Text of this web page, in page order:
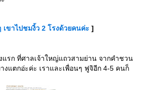
เขาไปชมงิ้ว 2 โรงด้วยคนค่ะ ]
แรก ที่ศาลเจ้าใหญ่แถวสามย่าน จากคำชวน
แตกอ่ะค่ะ เราและเพื่อนๆ ฟูจิอีก 4-5 คนก็